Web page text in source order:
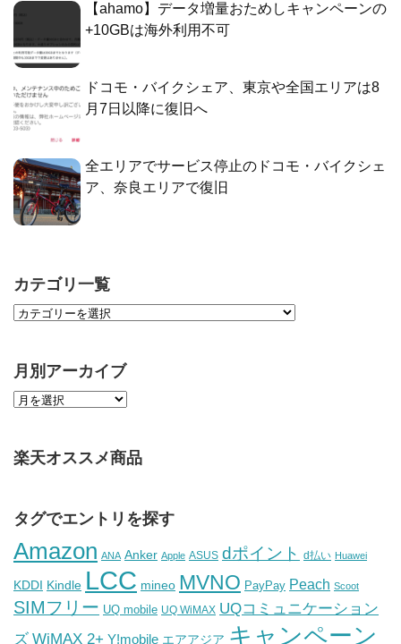
【ahamo】データ増量おためしキャンペーンの
+10GBは海外利用不可
ドコモ・バイクシェア、東京や全国エリアは8
月7日以降に復旧へ
全エリアでサービス停止のドコモ・バイクシェ
ア、奈良エリアで復旧
カテゴリ一覧
月別アーカイブ
楽天オススメ商品
タグでエントリを探す
Amazon ANA Anker Apple ASUS dポイント d払い Huawei
KDDI Kindle LCC mineo MVNO PayPay Peach Scoot
SIMフリー UQ mobile UQ WiMAX UQコミュニケーション
ズ WiMAX 2+ Y!mobile エアアジア キャンペーン